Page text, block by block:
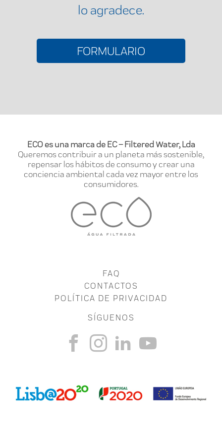
lo agradece.
FORMULARIO
ECO es una marca de EC – Filtered Water, Lda
Queremos contribuir a un planeta más sostenible,
repensar los hábitos de consumo y crear una
conciencia ambiental cada vez mayor entre los
consumidores.
FAQ
CONTACTOS
POLÍTICA DE PRIVACIDAD
SÍGUENOS